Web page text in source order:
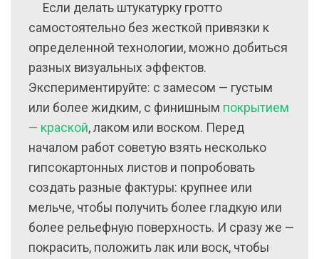
Если делать штукатурку гротто
самостоятельно без жесткой привязки к
определенной технологии, можно добиться
разных визуальных эффектов.
Экспериментируйте: с замесом — густым
или более жидким, с финишным покрытием
— краской, лаком или воском. Перед
началом работ советую взять несколько
гипсокартонных листов и попробовать
создать разные фактуры: крупнее или
мельче, чтобы получить более гладкую или
более рельефную поверхность. И сразу же —
покрасить, положить лак или воск, чтобы